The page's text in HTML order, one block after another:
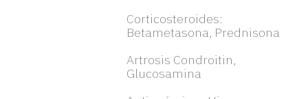
Corticosteroides:
Betametasona, Prednisona
Artrosis Condroitin,
Glucosamina